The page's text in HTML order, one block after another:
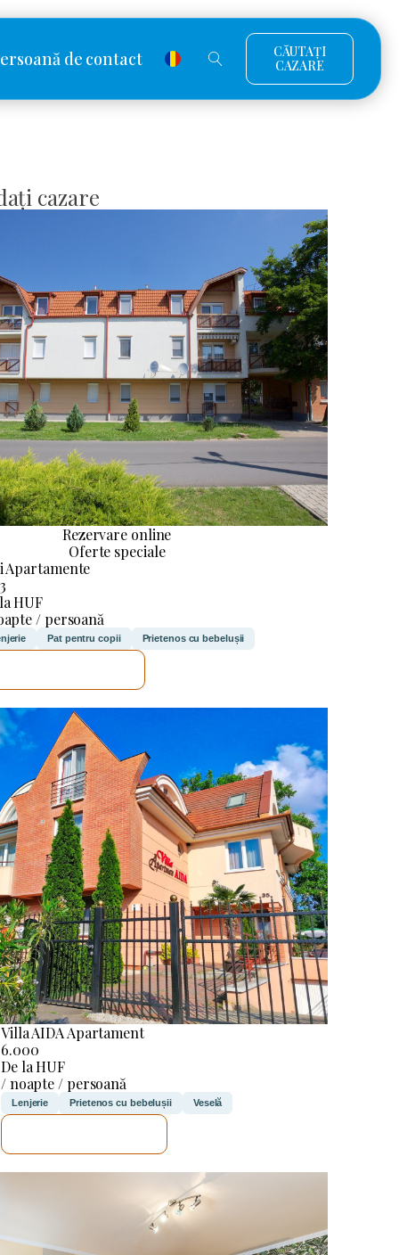
de contact
CĂUTAȚI
CAZARE
cazare
Rezervare online
Oferte speciale
Apartamente
HUF
/ persoană
Pat pentru copii Prietenos cu bebelușii
Villa AIDA Apartament
6.000
De la HUF
/ noapte / persoană
Lenjerie Prietenos cu bebelușii Veselă